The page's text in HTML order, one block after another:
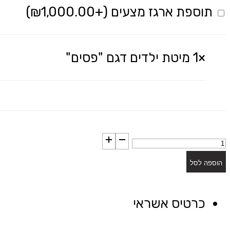
תוספת ארגז מצעים (+
₪1,000.00
)
×1 מיטת ילדים דגם "פסים"
כמות
של
ילדים
הוספה לסל
כרטיס אשראי